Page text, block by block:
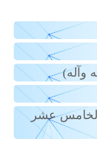
وآله)
الخامس عشر